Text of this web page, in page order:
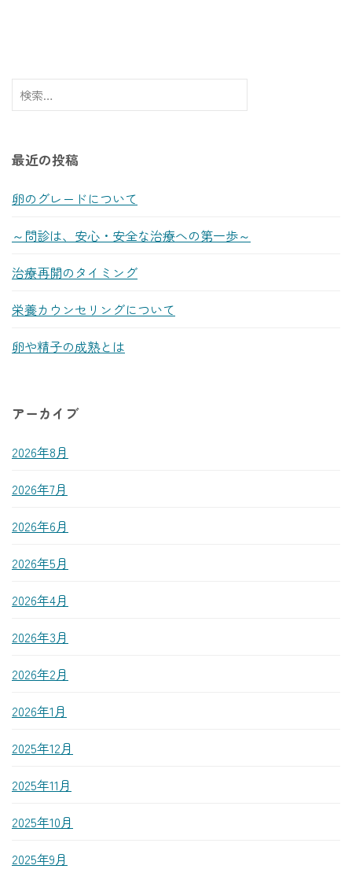
検
索:
最近の投稿
卵のグレードについて
～問診は、安心・安全な治療への第一歩～
治療再開のタイミング
栄養カウンセリングについて
卵や精子の成熟とは
アーカイブ
2026年8月
2026年7月
2026年6月
2026年5月
2026年4月
2026年3月
2026年2月
2026年1月
2025年12月
2025年11月
2025年10月
2025年9月